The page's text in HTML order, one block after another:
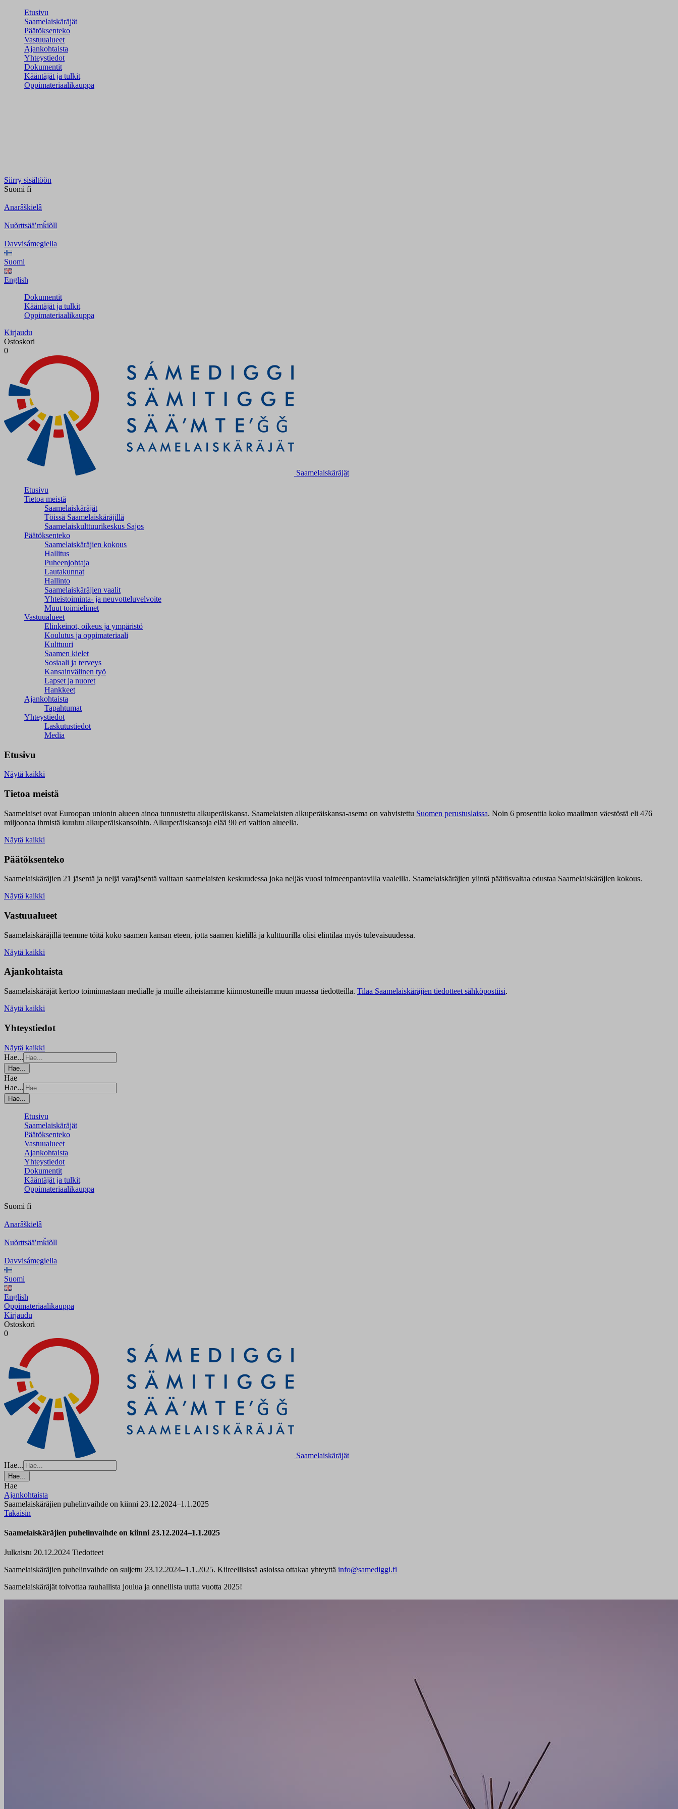
Etusivu
Saamelaiskäräjät
Päätöksenteko
Vastuualueet
Ajankohtaista
Yhteystiedot
Dokumentit
Kääntäjät ja tulkit
Oppimateriaalikauppa
Siirry sisältöön
Suomi fi
Anarâškielâ
Nuõrttsääʹmǩiõll
Davvisámegiella
Suomi
English
Dokumentit
Kääntäjät ja tulkit
Oppimateriaalikauppa
Kirjaudu
Ostoskori
0
Saamelaiskäräjät
Etusivu
Tietoa meistä
Saamelaiskäräjät
Töissä Saamelaiskäräjillä
Saamelaiskulttuuri­keskus Sajos
Päätöksenteko
Saamelaiskäräjien kokous
Hallitus
Puheenjohtaja
Lautakunnat
Hallinto
Saamelaiskäräjien vaalit
Yhteistoiminta- ja neuvotteluvelvoite
Muut toimielimet
Vastuualueet
Elinkeinot, oikeus ja ympäristö
Koulutus ja oppimateriaali
Kulttuuri
Saamen kielet
Sosiaali ja terveys
Kansainvälinen työ
Lapset ja nuoret
Hankkeet
Ajankohtaista
Tapahtumat
Yhteystiedot
Laskutustiedot
Media
Etusivu
Näytä kaikki
Tietoa meistä
Saamelaiset ovat Euroopan unionin alueen ainoa tunnustettu alkuperäiskansa. Saamelaisten alkuperäiskansa-asema on vahvistettu Suomen perustuslaissa. Noin 6 prosenttia koko maailman väestöstä eli 476
miljoonaa ihmistä kuuluu alkuperäiskansoihin. Alkuperäiskansoja elää 90 eri valtion alueella.
Näytä kaikki
Päätöksenteko
Saamelaiskäräjien 21 jäsentä ja neljä varajäsentä valitaan saamelaisten keskuudessa joka neljäs vuosi toimeenpantavilla vaaleilla. Saamelaiskäräjien ylintä päätösvaltaa edustaa Saamelaiskäräjien kokous.
Näytä kaikki
Vastuualueet
Saamelaiskäräjillä teemme töitä koko saamen kansan eteen, jotta saamen kielillä ja kulttuurilla olisi elintilaa myös tulevaisuudessa.
Näytä kaikki
Ajankohtaista
Saamelaiskäräjät kertoo toiminnastaan medialle ja muille aiheistamme kiinnostuneille muun muassa tiedotteilla. Tilaa Saamelaiskäräjien tiedotteet sähköpostiisi.
Näytä kaikki
Yhteystiedot
Näytä kaikki
Hae...
Hae...
Hae
Hae...
Hae...
Etusivu
Saamelaiskäräjät
Päätöksenteko
Vastuualueet
Ajankohtaista
Yhteystiedot
Dokumentit
Kääntäjät ja tulkit
Oppimateriaalikauppa
Suomi fi
Anarâškielâ
Nuõrttsääʹmǩiõll
Davvisámegiella
Suomi
English
Oppimateriaalikauppa
Kirjaudu
Ostoskori
0
Saamelaiskäräjät
Hae...
Hae...
Hae
Ajankohtaista
Saamelaiskäräjien puhelinvaihde on kiinni 23.12.2024–1.1.2025
Takaisin
Saamelaiskäräjien puhelinvaihde on kiinni 23.12.2024–1.1.2025
Julkaistu 20.12.2024 Tiedotteet
Saamelaiskäräjien puhelinvaihde on suljettu 23.12.2024–1.1.2025. Kiireellisissä asioissa ottakaa yhteyttä info@samediggi.fi
Saamelaiskäräjät toivottaa rauhallista joulua ja onnellista uutta vuotta 2025!